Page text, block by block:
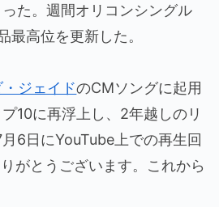
た。週間オリコンシングル
高位を更新した。
ジェイドのCMソングに起用
10に再浮上し、2年越しのリ
6日にYouTube上での再生回
がとうございます。これから